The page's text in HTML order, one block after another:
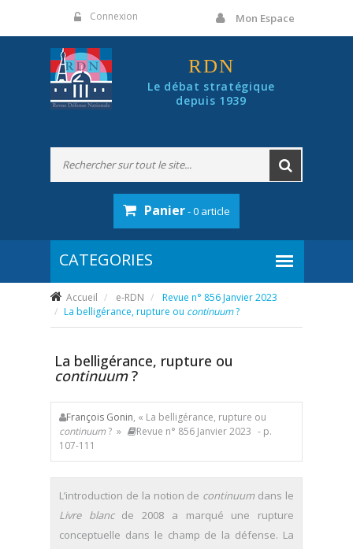
Connexion Mon Espace
RDN
Le débat stratégique
depuis 1939
Panier- 0 article
Accueil e-RDN
Revue n° 856 Janvier 2023
La belligérance, rupture ou continuum?
La belligérance, rupture ou
continuum?
François Gonin, « La belligérance, rupture ou
continuum? » Revue n° 856 Janvier 2023 - p.
107-111
L’introduction de la notion de continuum dans le
Livre blancde 2008 a marqué une rupture
conceptuelle dans le champ de la défense. La